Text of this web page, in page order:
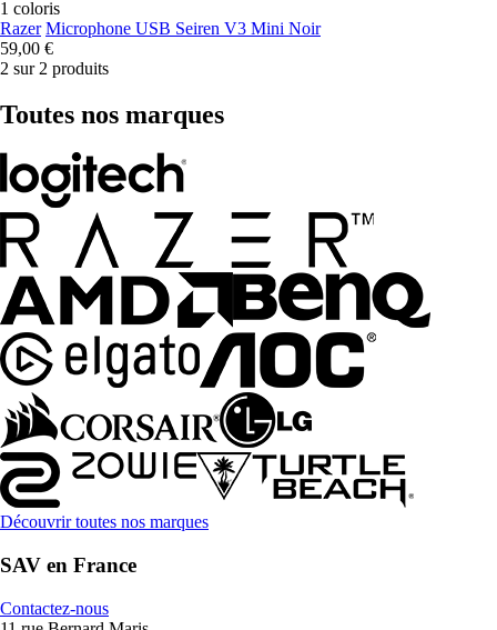
1 coloris
Razer Microphone USB Seiren V3 Mini Noir
59,00 €
2 sur 2 produits
Toutes nos marques
Découvrir toutes nos marques
SAV en France
Contactez-nous